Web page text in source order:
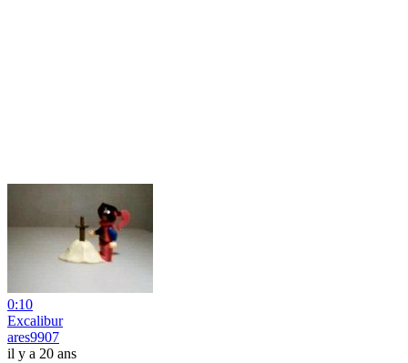
0:10
Excalibur
ares9907
il y a 20 ans